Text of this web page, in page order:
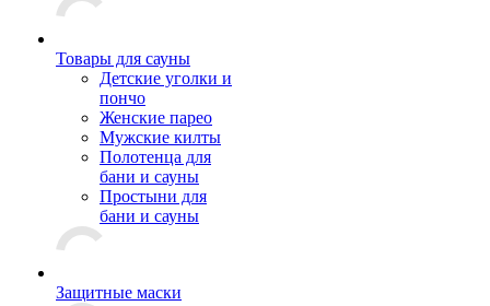
Товары для сауны
Детские уголки и
пончо
Женские парео
Мужские килты
Полотенца для
бани и сауны
Простыни для
бани и сауны
Защитные маски